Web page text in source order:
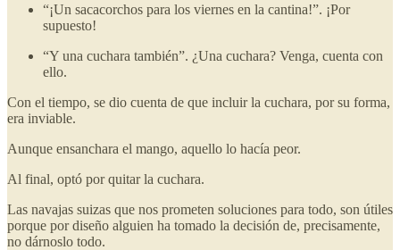
“¡Un sacacorchos para los viernes en la cantina!”. ¡Por
supuesto!
“Y una cuchara también”. ¿Una cuchara? Venga, cuenta con
ello.
Con el tiempo, se dio cuenta de que incluir la cuchara, por su forma,
era inviable.
Aunque ensanchara el mango, aquello lo hacía peor.
Al final, optó por quitar la cuchara.
Las navajas suizas que nos prometen soluciones para todo, son útiles
porque por diseño alguien ha tomado la decisión de, precisamente,
no dárnoslo todo.